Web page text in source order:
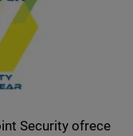
Security ofrece